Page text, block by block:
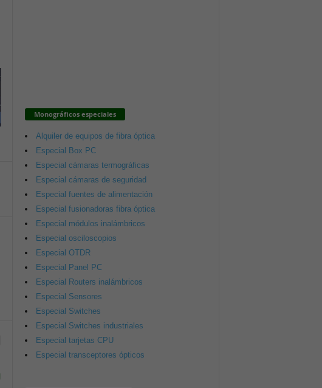
Monográficos especiales
Alquiler de equipos de fibra óptica
Especial Box PC
Especial cámaras termográficas
Especial cámaras de seguridad
Especial fuentes de alimentación
Especial fusionadoras fibra óptica
Especial módulos inalámbricos
Especial osciloscopios
Especial OTDR
Especial Panel PC
Especial Routers inalámbricos
Especial Sensores
Especial Switches
Especial Switches industriales
Especial tarjetas CPU
Especial transceptores ópticos